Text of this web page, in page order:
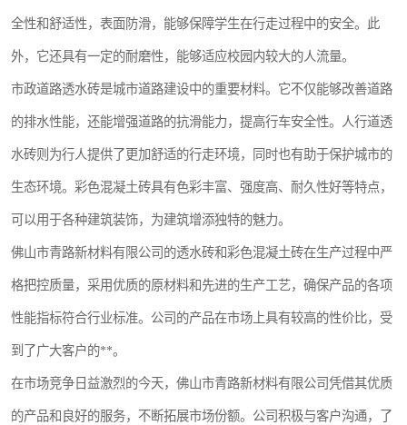
全性和舒适性，表面防滑，能够保障学生在行走过程中的安全。此
外，它还具有一定的耐磨性，能够适应校园内较大的人流量。
市政道路透水砖是城市道路建设中的重要材料。它不仅能够改善道路
的排水性能，还能增强道路的抗滑能力，提高行车安全性。人行道透
水砖则为行人提供了更加舒适的行走环境，同时也有助于保护城市的
生态环境。彩色混凝土砖具有色彩丰富、强度高、耐久性好等特点，
可以用于各种建筑装饰，为建筑增添独特的魅力。
佛山市青路新材料有限公司的透水砖和彩色混凝土砖在生产过程中严
格把控质量，采用优质的原材料和先进的生产工艺，确保产品的各项
性能指标符合行业标准。公司的产品在市场上具有较高的性价比，受
到了广大客户的**。
在市场竞争日益激烈的今天，佛山市青路新材料有限公司凭借其优质
的产品和良好的服务，不断拓展市场份额。公司积极与客户沟通，了